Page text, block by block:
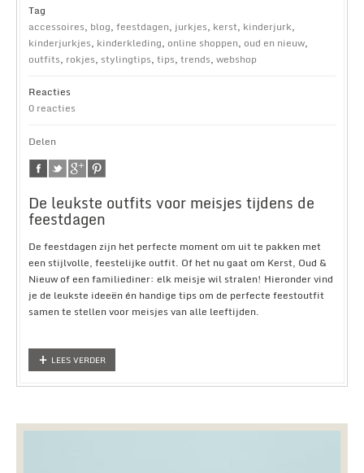
Tag
accessoires, blog, feestdagen, jurkjes, kerst, kinderjurk,
kinderjurkjes, kinderkleding, online shoppen, oud en nieuw,
outfits, rokjes, stylingtips, tips, trends, webshop
Reacties
0 reacties
Delen
De leukste outfits voor meisjes tijdens de
feestdagen
De feestdagen zijn het perfecte moment om uit te pakken met
een stijlvolle, feestelijke outfit. Of het nu gaat om Kerst, Oud &
Nieuw of een familiediner: elk meisje wil stralen! Hieronder vind
je de leukste ideeën én handige tips om de perfecte feestoutfit
samen te stellen voor meisjes van alle leeftijden.
LEES VERDER